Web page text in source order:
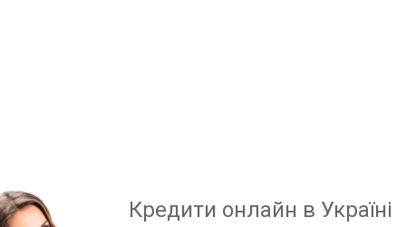
Кредити онлайн в Україні